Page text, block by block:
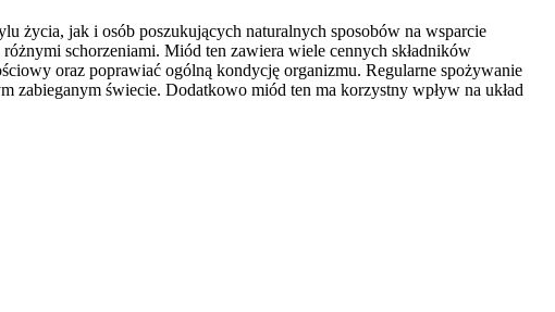
życia, jak i osób poszukujących naturalnych sposobów na wsparcie
schorzeniami. Miód ten zawiera wiele cennych składników
oraz poprawiać ogólną kondycję organizmu. Regularne spożywanie
zabieganym świecie. Dodatkowo miód ten ma korzystny wpływ na układ